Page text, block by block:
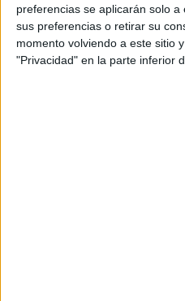
preferencias se aplicarán solo
sus preferencias o retirar su
momento volviendo a este sitio
"Privacidad" en la parte inferior
Producto
Web pensada para
productos propios y